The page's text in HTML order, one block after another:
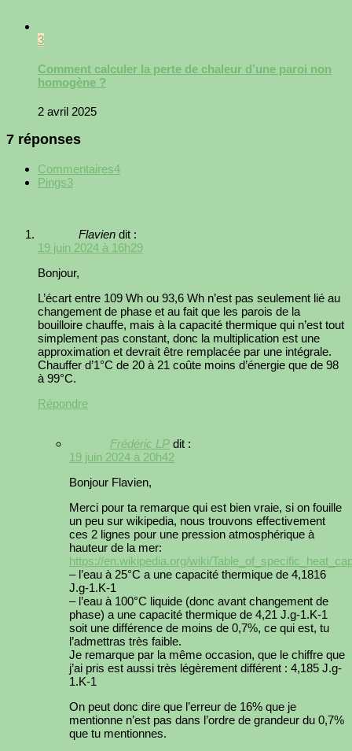
3
Comment calculer la perte de chaleur d’une paroi non
homogène ?
2 avril 2025
7 réponses
Commentaires4
Pings3
Flavien dit :
19 juin 2024 à 16h29
Bonjour,
L’écart entre 109 Wh ou 93,6 Wh n’est pas seulement lié au
changement de phase et au fait que les parois de la
bouilloire chauffe, mais à la capacité thermique qui n’est tout
simplement pas constant, donc la multiplication est une
approximation et devrait être remplacée par une intégrale.
Chauffer d’1°C de 20 à 21 coûte moins d’énergie que de 98
à 99°C.
Répondre
Frédéric LP dit :
19 juin 2024 à 20h42
Bonjour Flavien,
Merci pour ta remarque qui est bien vraie, si on fouille
un peu sur wikipedia, nous trouvons effectivement
ces 2 lignes pour une pression atmosphérique à
hauteur de la mer:
https://en.wikipedia.org/wiki/
– l’eau à 25°C a une capacité thermique de 4,1816
J.g-1.K-1
– l’eau à 100°C liquide (donc avant changement de
phase) a une capacité thermique de 4,21 J.g-1.K-1
soit une différence de moins de 0,7%, ce qui est, tu
l’admettras très faible.
Je remarque par la même occasion, que le chiffre que
j’ai pris est aussi très légèrement différent : 4,185 J.g-
1.K-1
On peut donc dire que l’erreur de 16% que je
mentionne n’est pas dans l’ordre de grandeur du 0,7%
que tu mentionnes.